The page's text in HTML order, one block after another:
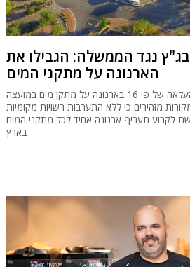
נגד הממשלה: הגבילו את
הארנונה על מתקני המים
העתירה הוגשה בעקבות העלאה של פי 16 בארנונה על מתקן מים במועצה
מזהירים כי ללא התערבות רשויות מקומיות
לקבוע תעריף ארנונה אחיד לכל מתקני המים
בארץ